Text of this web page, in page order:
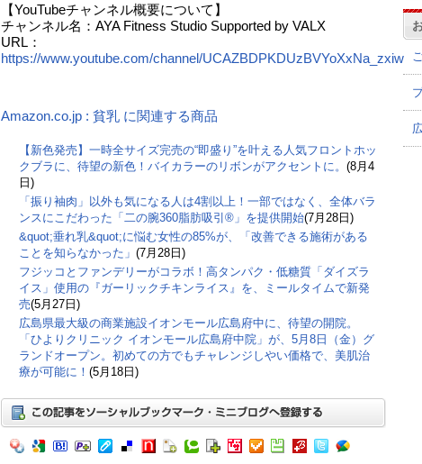
【YouTubeチャンネル概要について】
チャンネル名：AYA Fitness Studio Supported by VALX
URL：
https://www.youtube.com/channel/UCAZBDPKDUzBVYoXxNa_zxiw
Amazon.co.jp : 貧乳 に関連する商品
【新色発売】一時全サイズ完売の“即盛り”を叶える人気フロントホッ
クブラに、待望の新色！バイカラーのリボンがアクセントに。 (8月4
日)
「振り袖肉」以外も気になる人は4割以上！一部ではなく、全体バラ
ンスにこだわった「二の腕360脂肪吸引®」を提供開始(7月28日)
&quot;垂れ乳&quot;に悩む女性の85%が、「改善できる施術がある
ことを知らなかった」 (7月28日)
フジッコとファンデリーがコラボ！高タンパク・低糖質「ダイズラ
イス」使用の『ガーリックチキンライス』を、ミールタイムで新発
売(5月27日)
広島県最大級の商業施設イオンモール広島府中に、待望の開院。
「ひよりクリニック イオンモール広島府中院」が、5月8日（金）グ
ランドオープン。初めての方でもチャレンジしやい価格で、美肌治
療が可能に！ (5月18日)